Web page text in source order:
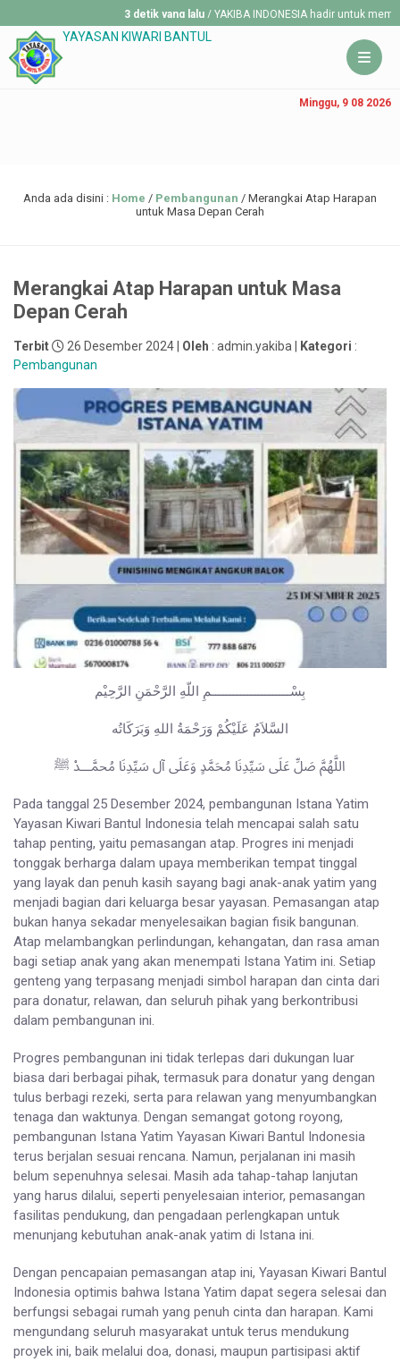
3 detik yang lalu/ YAKIBA INDONESIA hadir untuk membantu
YAYASAN KIWARI BANTUL
Minggu, 9 08 2026
Anda ada disini : Home / Pembangunan / Merangkai Atap Harapan
untuk Masa Depan Cerah
Merangkai Atap Harapan untuk Masa
Depan Cerah
Terbit 26 Desember 2024 | Oleh : admin.yakiba | Kategori :
Pembangunan
بِسْــــــــــــــــــــــمِ اللّهِ الرَّحْمَنِ الرَّحِيْم
السَّلاَمُ عَلَيْكُمْ وَرَحْمَةُ اللهِ وَبَرَكَاتُه
اللَّهُمَّ صَلِّ عَلَى سَيِّدِنَا مُحَمَّدٍ وَعَلَى آل سَيِّدِنَا مُحمَّـــدْ ﷺ
Pada tanggal 25 Desember 2024, pembangunan Istana Yatim
Yayasan Kiwari Bantul Indonesia telah mencapai salah satu
tahap penting, yaitu pemasangan atap. Progres ini menjadi
tonggak berharga dalam upaya memberikan tempat tinggal
yang layak dan penuh kasih sayang bagi anak-anak yatim yang
menjadi bagian dari keluarga besar yayasan. Pemasangan atap
bukan hanya sekadar menyelesaikan bagian fisik bangunan.
Atap melambangkan perlindungan, kehangatan, dan rasa aman
bagi setiap anak yang akan menempati Istana Yatim ini. Setiap
genteng yang terpasang menjadi simbol harapan dan cinta dari
para donatur, relawan, dan seluruh pihak yang berkontribusi
dalam pembangunan ini.
Progres pembangunan ini tidak terlepas dari dukungan luar
biasa dari berbagai pihak, termasuk para donatur yang dengan
tulus berbagi rezeki, serta para relawan yang menyumbangkan
tenaga dan waktunya. Dengan semangat gotong royong,
pembangunan Istana Yatim Yayasan Kiwari Bantul Indonesia
terus berjalan sesuai rencana. Namun, perjalanan ini masih
belum sepenuhnya selesai. Masih ada tahap-tahap lanjutan
yang harus dilalui, seperti penyelesaian interior, pemasangan
fasilitas pendukung, dan pengadaan perlengkapan untuk
menunjang kebutuhan anak-anak yatim di Istana ini.
Dengan pencapaian pemasangan atap ini, Yayasan Kiwari Bantul
Indonesia optimis bahwa Istana Yatim dapat segera selesai dan
berfungsi sebagai rumah yang penuh cinta dan harapan. Kami
mengundang seluruh masyarakat untuk terus mendukung
proyek ini, baik melalui doa, donasi, maupun partisipasi aktif